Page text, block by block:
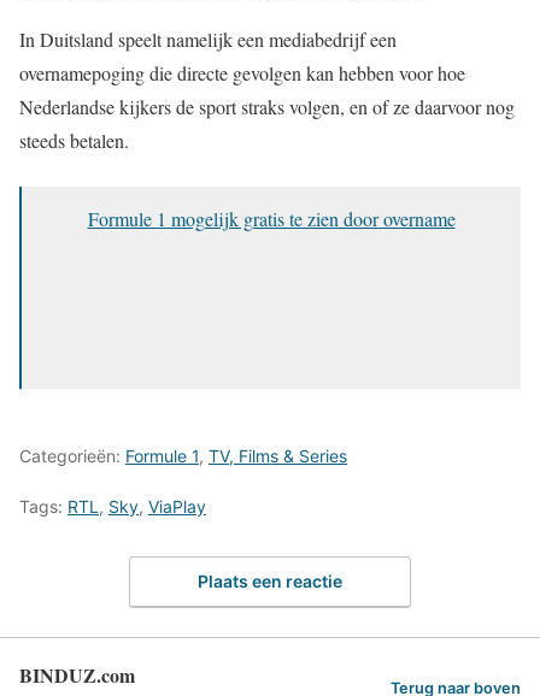
In Duitsland speelt namelijk een mediabedrijf een
overnamepoging die directe gevolgen kan hebben voor hoe
Nederlandse kijkers de sport straks volgen, en of ze daarvoor nog
steeds betalen.
Formule 1 mogelijk gratis te zien door overname
Categorieën: Formule 1, TV, Films & Series
Tags: RTL , Sky, ViaPlay
Plaats een reactie
BINDUZ.com Terug naar boven